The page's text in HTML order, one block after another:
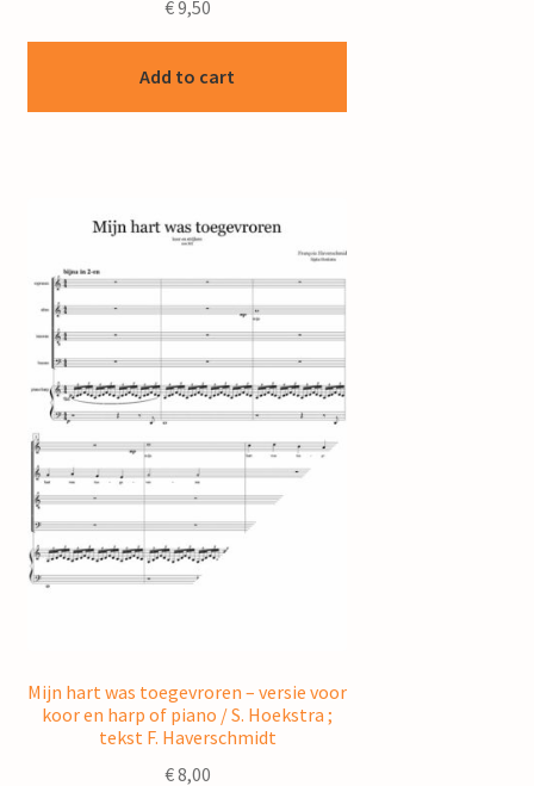
€9,50
Add to cart
Mijn hart was toegevroren – versie voor
koor en harp of piano / S. Hoekstra ;
tekst F. Haverschmidt
€8,00